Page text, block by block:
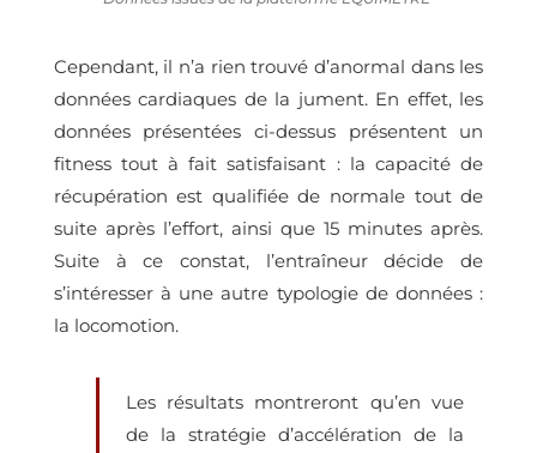
Cependant, il n’a rien trouvé d’anormal dans les
données cardiaques de la jument. En effet, les
données présentées ci-dessus présentent un
fitness tout à fait satisfaisant : la capacité de
récupération est qualifiée de normale tout de
suite après l’effort, ainsi que 15 minutes après.
Suite à ce constat, l’entraîneur décide de
s’intéresser à une autre typologie de données :
la locomotion.
Les résultats montreront qu’en vue
de la stratégie d’accélération de la